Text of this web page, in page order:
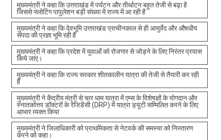
मुख्यमंत्री ने कहा कि उत्तराखंड में पर्यटन और तीर्थाटन बहुत तेजी से बढ़ा है
जिससे फ्लोटिंग पापुलेशन बड़ी संख्या में राज्य में आ रही है
मुख्यमंत्री ने कहा कि देवभूमि उत्तराखंड प्राचीनकाल से ही आयुर्वेद और औषधीय
संपदा की प्रज्ञा भूमि रही है
मुख्यमंत्री ने कहा कि प्रदेश में युवाओं को रोजगार से जोड़ने के लिए निरंतर प्रयास
किये जाए।
मुख्यमंत्री ने कहा कि राज्य सरकार शीतकालीन यात्रा की तेजी से तैयारी कर रही
है
मुख्यमंत्री ने केंद्रीय मंत्री से चार धाम यात्रा में एम्स के विशेषज्ञों के योगदान और
स्नातकोत्तर डॉक्टरों के रेजिडेंसी (DRP) में यात्रा ड्यूटी सम्मिलित करने के लिए
आभार व्यक्त किया
मुख्यमंत्री ने जिलाधिकारी को प्राथमिकता से नेटवर्क की समस्या को निस्तारण
करने को कहा।